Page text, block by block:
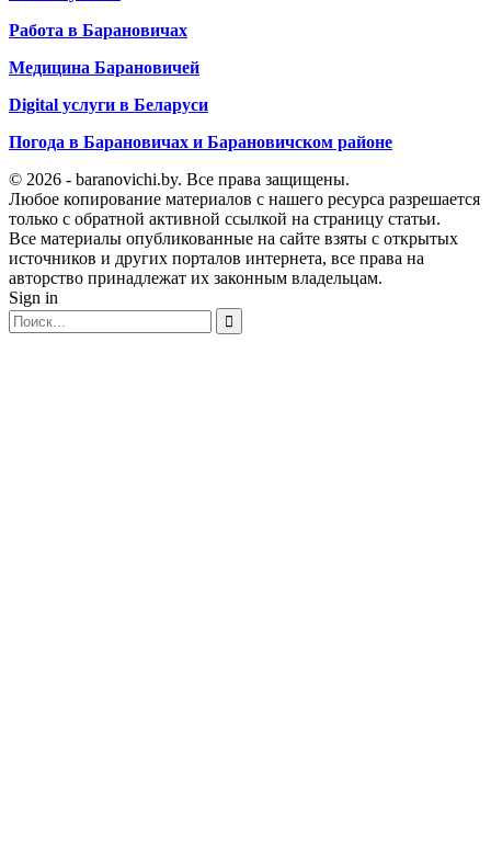
Работа в Барановичах
Медицина Барановичей
Digital услуги в Беларуси
Погода в Барановичах и Барановичском районе
© 2026 - baranovichi.by. Все права защищены.
Любое копирование материалов с нашего ресурса разрешается
только с обратной активной ссылкой на страницу статьи.
Все материалы опубликованные на сайте взяты с открытых
источников и других порталов интернета, все права на
авторство принадлежат их законным владельцам.
Sign in